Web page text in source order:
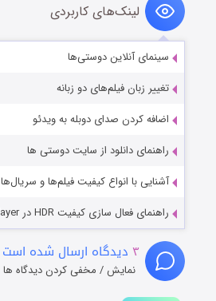
لینک‌های کاربردی
سینمای آنلاین دوستی‌ها
تغییر زبان فیلم‌های دو زبانه
اضافه کردن صدای دوبله به ویدئو
راهنمای دانلود از سایت دوستی ها
آشنایی با انواع کیفیت فیلم‌ها و سریال‌ها
راهنمای فعال سازی کیفیت HDR در PotPlayer
۳ دیدگاه ارسال شده است
نمایش / مخفی کردن دیدگاه ها